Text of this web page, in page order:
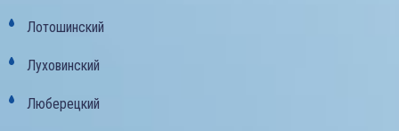
Лотошинский
Луховинский
Люберецкий